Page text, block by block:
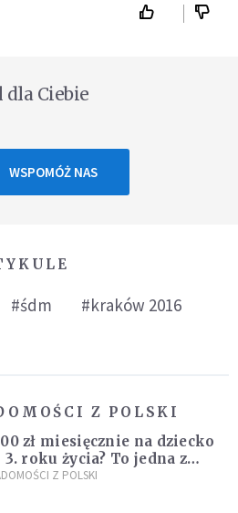
dla Ciebie
WSPOMÓŻ NAS
#śdm
#kraków 2016
Z POLSKI
zł miesięcznie na dziecko
3. roku życia? To jedna z
programu "Rozwój
Z POLSKI